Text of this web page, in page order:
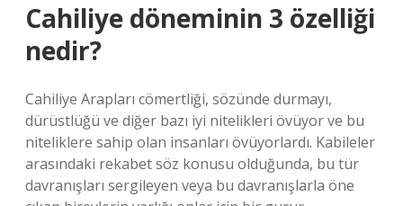
Cahiliye döneminin 3 özelliği
nedir?
Cahiliye Arapları cömertliği, sözünde durmayı,
dürüstlüğü ve diğer bazı iyi nitelikleri övüyor ve bu
niteliklere sahip olan insanları övüyorlardı. Kabileler
arasındaki rekabet söz konusu olduğunda, bu tür
davranışları sergileyen veya bu davranışlarla öne